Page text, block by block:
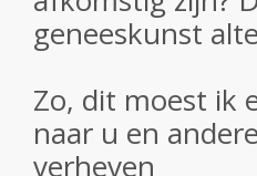
geneeskunst
Zo, dit moest ik
naar u en
verheven